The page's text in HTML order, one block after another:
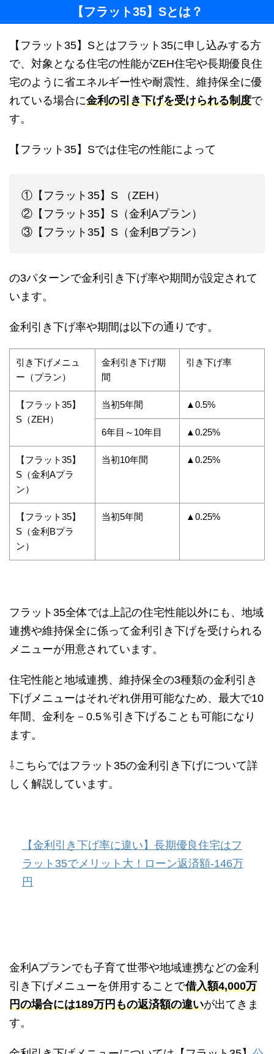
【フラット35】Sとは？
【フラット35】Sとはフラット35に申し込みする方
で、対象となる住宅の性能がZEH住宅や長期優良住
宅のように省エネルギー性や耐震性、維持保全に優
れている場合に金利の引き下げを受けられる制度で
す。
【フラット35】Sでは住宅の性能によって
①【フラット35】S （ZEH）
②【フラット35】S（金利Aプラン）
③【フラット35】S（金利Bプラン）
の3パターンで金利引き下げ率や期間が設定されて
います。
金利引き下げ率や期間は以下の通りです。
引き下げメニュ
ー（プラン）
金利引き下げ期
間
引き下げ率
【フラット35】
S（ZEH）
当初5年間 ▲0.5%
6年目～10年目 ▲0.25%
【フラット35】
S（金利Aプラ
ン）
当初10年間 ▲0.25%
【フラット35】
S（金利Bプラ
ン）
当初5年間 ▲0.25%
フラット35全体では上記の住宅性能以外にも、地域
連携や維持保全に係って金利引き下げを受けられる
メニューが用意されています。
住宅性能と地域連携、維持保全の3種類の金利引き
下げメニューはそれぞれ併用可能なため、最大で10
年間、金利を－0.5％引き下げることも可能になり
ます。
⇩こちらではフラット35の金利引き下げについて詳
しく解説しています。
【金利引き下げ率に違い】長期優良住宅はフ
ラット35でメリット大！ローン返済額-146万
円
金利Aプランでも子育て世帯や地域連携などの金利
引き下げメニューを併用することで借入額4,000万
円の場合には189万円もの返済額の違いが出てきま
す。